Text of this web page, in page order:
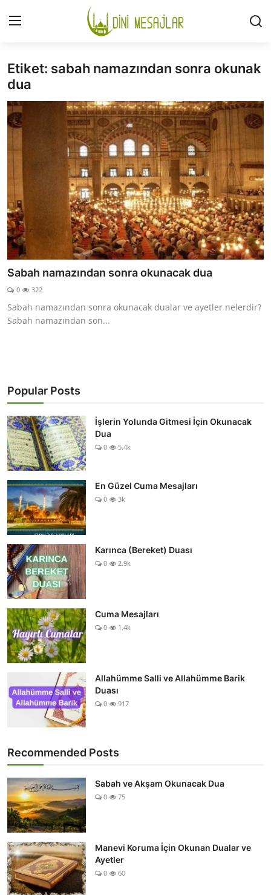
Giriş Kayıt Ol
İLETİŞİM
GÜNDEM
DESTEKLİYORUM
SURELER
NAMAZ
DUALAR
KİMDİR?
DİNİ BİLGİLER
Etiket: sabah namazından sonra okunak
dua
Sabah namazından sonra okunacak dua
0 322
Sabah namazından sonra okunacak dualar ve ayetler nelerdir?
Sabah namazından son...
Popular Posts
İşlerin Yolunda Gitmesi İçin Okunacak
Dua
0 5.4k
En Güzel Cuma Mesajları
0 3k
Karınca (Bereket) Duası
0 2.9k
Cuma Mesajları
0 1.4k
Allahümme Salli ve Allahümme Barik
Duası
0 917
Recommended Posts
Sabah ve Akşam Okunacak Dua
0 75
Manevi Koruma İçin Okunan Dualar ve
Ayetler
0 60